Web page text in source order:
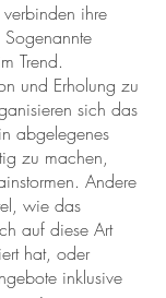
ihre
Trend.
und Erholung zu
sich das
abgelegenes
zu machen,
Andere
wie das
auf diese Art
hat, oder
inklusive